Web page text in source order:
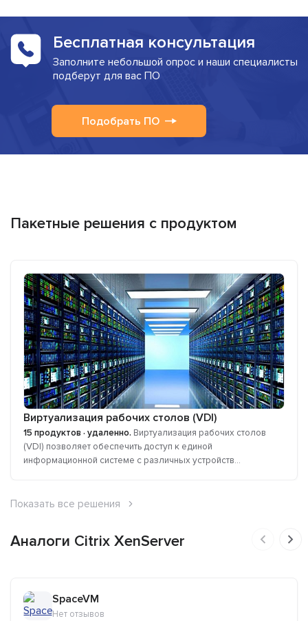
Бесплатная консультация
Заполните небольшой опрос и наши специалисты
подберут для вас ПО
Подобрать ПО
Пакетные решения с продуктом
Виртуализация рабочих столов (VDI)
15 продуктов · удаленно. Виртуализация рабочих столов
(VDI) позволяет обеспечить доступ к единой
информационной системе с различных устройств...
Показать все решения
Аналоги Citrix XenServer
SpaceVM
Нет отзывов